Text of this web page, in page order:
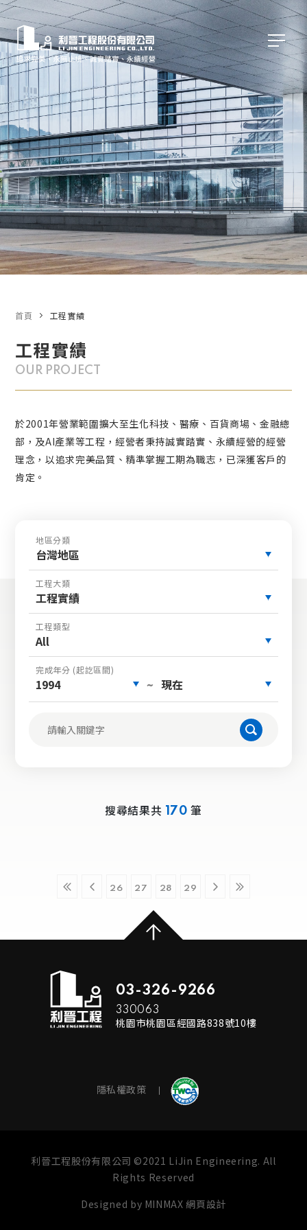
工程實績
OUR PROJECT
於2001年營業範圍擴大至生化科技、醫療、百貨商場、金融總
部，及AI產業等工程，經營者秉持誠實踏實、永續經營的經營
理念，以追求完美品質、精準掌握工期為職志，已深獲客戶的
肯定。
首頁 工程實績
地區分類
台灣地區
工程大類
工程實績
工程類型
All
完成年分 (起訖區間)
1994 ~ 現在
搜尋結果共 170 筆
26 27 28 29
03-326-9266
330063
桃園市桃園區經國路838號10樓
隱私權政策
利晉工程股份有限公司 ©2021 LiJin Engineering. All
Rights Reserved
Designed by MINMAX 網頁設計